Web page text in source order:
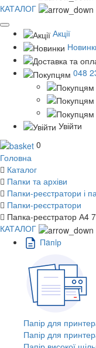
КАТАЛОГ
Акції
048
Увійти
0
Головна
Каталог
Папки та архіви
Папки-реєстратори і
Папки-реєстратори
Папка-реєстратор А4
КАТАЛОГ
Пaпiр
Папір для
Папір для